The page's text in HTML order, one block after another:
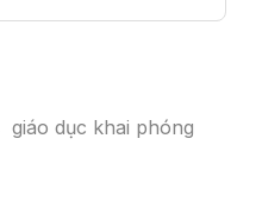
giáo dục khai phóng